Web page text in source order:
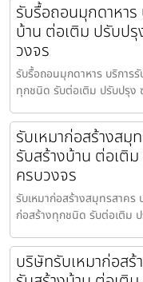
รับรื้อถอนมุกดาหาร
บ้าน ต่อเติม ปรับป
วงจร
รับรื้อถอนมุกดาหาร บริการ
ทุกชนิด รับต่อเติม ปรับปรุง
รับเหมาก่อสร้างสมุ
รับสร้างบ้าน ต่อเติ
ครบวงจร
รับเหมาก่อสร้างสมุทรสาคร
ก่อสร้างทุกชนิด รับต่อเติม
บริษัทรับเหมาก่อสร้